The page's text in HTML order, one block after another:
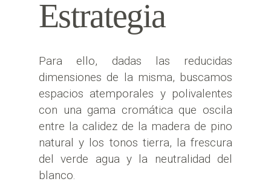
Estrategia
Para ello, dadas las reducidas
dimensiones de la misma, buscamos
espacios atemporales y polivalentes
con una gama cromática que oscila
entre la calidez de la madera de pino
natural y los tonos tierra, la frescura
del verde agua y la neutralidad del
blanco.